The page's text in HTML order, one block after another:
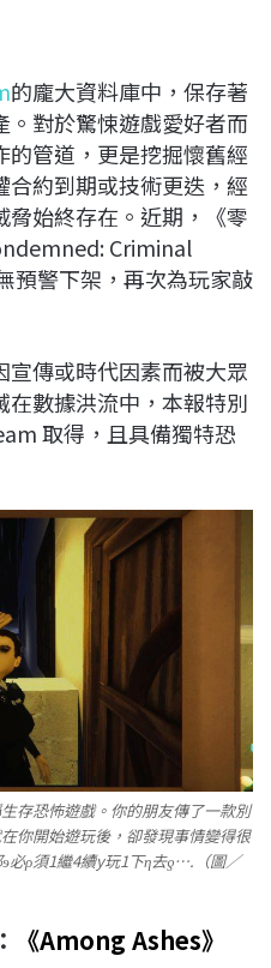
的龐大資料庫中，保存著
。對於驚悚遊戲愛好者而
管道，更是挖掘懷舊經
約到期或技術更迭，經
始終存在。近期，《零
Criminal
預警下架，再次為玩家敲
傳或時代因素而被大眾
數據洪流中，本報特別
取得，且具備獨特恐
存恐怖遊戲。你的朋友傳了一款別
你開始遊玩後，卻發現事情變得很
ρ須1繼4續y玩1下η去ƍ….（圖／
《Among Ashes》